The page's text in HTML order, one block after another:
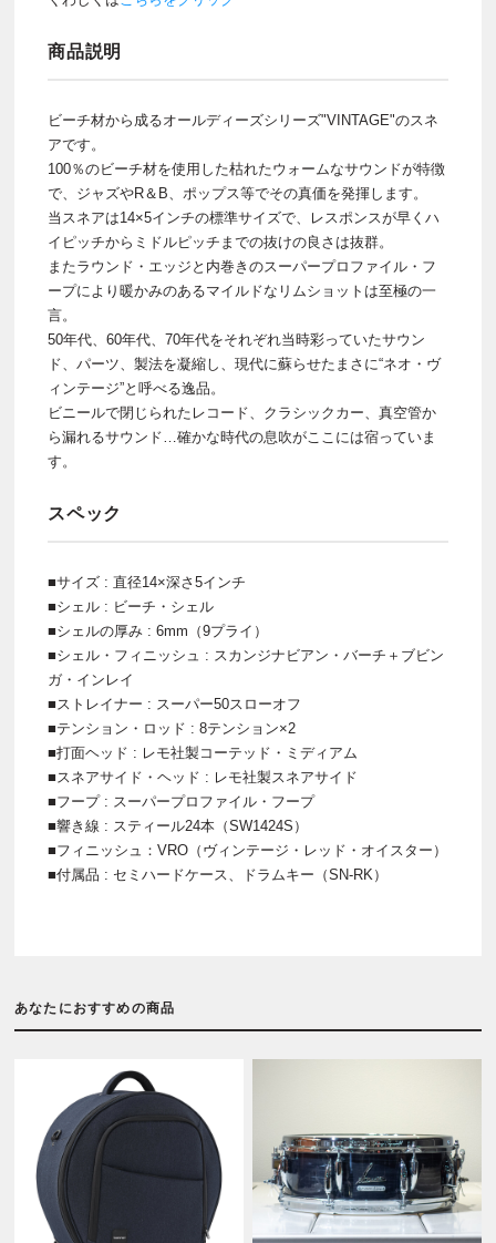
商品説明
ビーチ材から成るオールディーズシリーズ"VINTAGE"のスネ
アです。
100％のビーチ材を使用した枯れたウォームなサウンドが特徴
で、ジャズやR＆B、ポップス等でその真価を発揮します。
当スネアは14×5インチの標準サイズで、レスポンスが早くハ
イピッチからミドルピッチまでの抜けの良さは抜群。
またラウンド・エッジと内巻きのスーパープロファイル・フ
ープにより暖かみのあるマイルドなリムショットは至極の一
言。
50年代、60年代、70年代をそれぞれ当時彩っていたサウン
ド、パーツ、製法を凝縮し、現代に蘇らせたまさに“ネオ・ヴ
ィンテージ”と呼べる逸品。
ビニールで閉じられたレコード、クラシックカー、真空管か
ら漏れるサウンド…確かな時代の息吹がここには宿っていま
す。
スペック
■サイズ : 直径14×深さ5インチ
■シェル : ビーチ・シェル
■シェルの厚み : 6mm（9プライ）
■シェル・フィニッシュ : スカンジナビアン・バーチ＋ブビン
ガ・インレイ
■ストレイナー : スーパー50スローオフ
■テンション・ロッド : 8テンション×2
■打面ヘッド : レモ社製コーテッド・ミディアム
■スネアサイド・ヘッド : レモ社製スネアサイド
■フープ : スーパープロファイル・フープ
■響き線 : スティール24本（SW1424S）
■フィニッシュ：VRO（ヴィンテージ・レッド・オイスター）
■付属品 : セミハードケース、ドラムキー（SN-RK）
あなたにおすすめの商品